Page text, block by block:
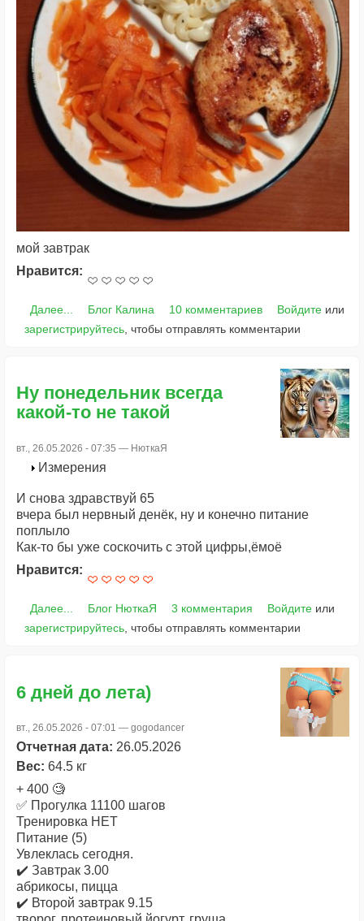
мой завтрак
Нравится:
Далее... Блог Калина 10 комментариев Войдитеили
зарегистрируйтесь , чтобы отправлять комментарии
Ну понедельник всегда
какой-то не такой
вт., 26.05.2026 - 07:35 — НюткаЯ
Измерения
И снова здравствуй 65
вчера был нервный денёк, ну и конечно питание
поплыло
Как-то бы уже соскочить с этой цифры,ёмоё
Нравится:
Далее... Блог НюткаЯ 3 комментария Войдитеили
зарегистрируйтесь, чтобы отправлять комментарии
6 дней до лета)
вт., 26.05.2026 - 07:01 — gogodancer
Отчетная дата: 26.05.2026
Вес: 64.5 кг
+ 400 🧐
✅ Прогулка 11100 шагов
Тренировка НЕТ
Питание (5)
Увлеклась сегодня.
✔️ Завтрак 3.00
абрикосы, пицца
✔️ Второй завтрак 9.15